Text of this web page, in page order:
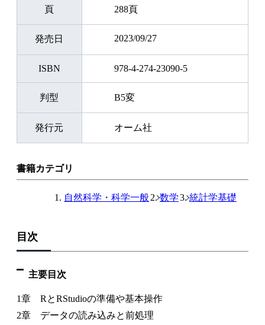
頁 288頁
発売日 2023/09/27
ISBN 978-4-274-23090-5
判型 B5変
発行元 オーム社
書籍カテゴリ
自然科学・科学一般 数学 統計学基礎
目次
主要目次
1章 RとRStudioの準備や基本操作
2章 データの読み込みと前処理